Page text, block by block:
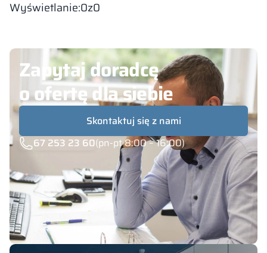
Wyświetlanie:0z0
Zapytaj doradcę
o ofertę dla siebie
Skontaktuj się z nami
67 253 23 60(pn-pt 8:00 – 16:00)